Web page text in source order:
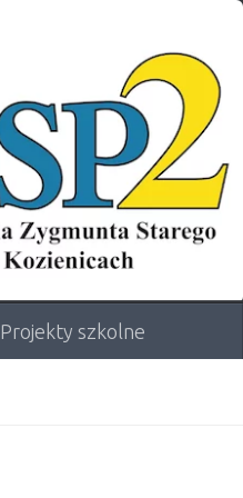
Projekty szkolne